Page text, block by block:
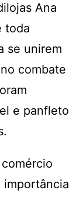
Ana
toda
se unirem
combate
e panfleto
importância